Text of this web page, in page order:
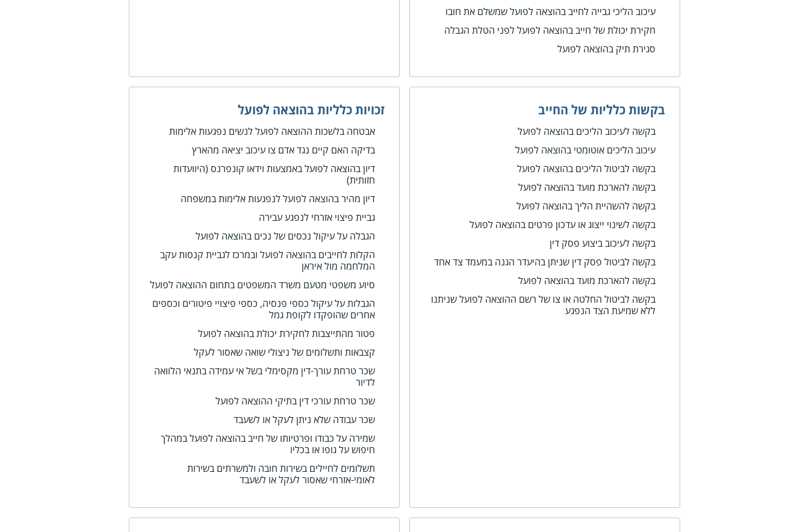
עיכוב הליכי גבייה לחייב בהוצאה לפועל שמשלם את חובו
חקירת יכולת של חייב בהוצאה לפועל לפני הטלת הגבלה
סגירת תיק בהוצאה לפועל
בקשות כלליות של החייב
בקשה לעיכוב הליכים בהוצאה לפועל
עיכוב הליכים אוטומטי בהוצאה לפועל
בקשה לביטול הליכים בהוצאה לפועל
בקשה להארכת מועד בהוצאה לפועל
בקשה להשהיית הליך בהוצאה לפועל
בקשה לשינוי ייצוג או עדכון פרטים בהוצאה לפועל
בקשה לעיכוב ביצוע פסק דין
בקשה לביטול פסק דין שניתן בהיעדר הגנה במעמד צד אחד
בקשה להארכת מועד בהוצאה לפועל
בקשה לביטול החלטה או צו של רשם ההוצאה לפועל שניתנו
ללא שמיעת הצד הנפגע
זכויות כלליות בהוצאה לפועל
אבטחה בלשכות ההוצאה לפועל לנשים נפגעות אלימות
בדיקה האם קיים נגד אדם צו עיכוב יציאה מהארץ
דיון בהוצאה לפועל באמצעות וידאו קונפרנס (היוועדות
חזותית)
דיון מהיר בהוצאה לפועל לנפגעות אלימות במשפחה
גביית פיצוי אזרחי לנפגע עבירה
הגבלה על עיקול נכסים של נכים בהוצאה לפועל
הקלות לחייבים בהוצאה לפועל ובמרכז לגביית קנסות עקב
המלחמה מול איראן
סיוע משפטי מטעם משרד המשפטים בתחום ההוצאה לפועל
הגבלות על עיקול כספי פנסיה, כספי פיצויי פיטורים וכספים
אחרים שהופקדו לקופת גמל
פטור מהתייצבות לחקירת יכולת בהוצאה לפועל
קצבאות ותשלומים של ניצולי שואה שאסור לעקל
שכר טרחת עורך-דין מקסימלי בשל אי עמידה בתנאי הלוואה
לדיור
שכר טרחת עורכי דין בתיקי ההוצאה לפועל
שכר עבודה שלא ניתן לעקל או לשעבד
שמירה על כבודו ופרטיותו של חייב בהוצאה לפועל במהלך
חיפוש על גופו או בכליו
תשלומים לחיילים בשירות חובה ולמשרתים בשירות
לאומי-אזרחי שאסור לעקל או לשעבד